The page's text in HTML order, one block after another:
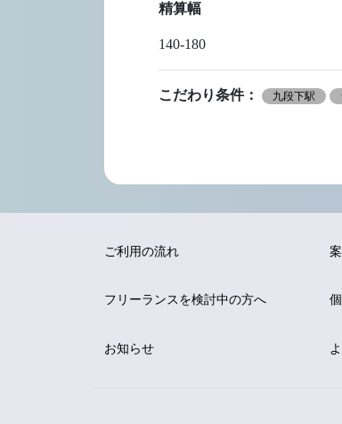
精算幅
140-180
こだわり条件： 九段下駅
ご利用の流れ
フリーランスを検討中の方へ
お知らせ